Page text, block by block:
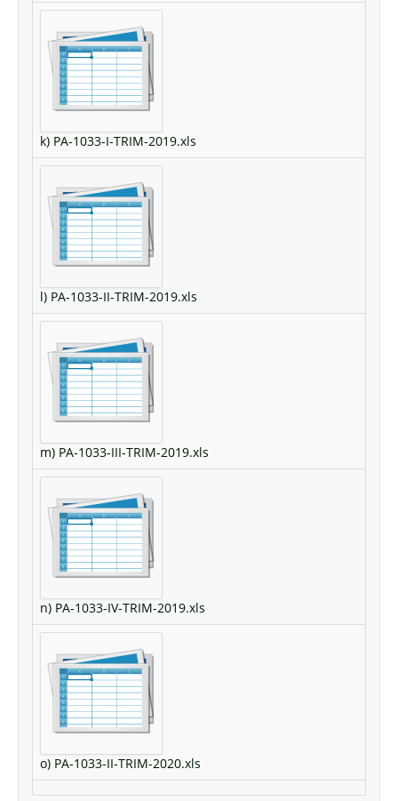
k) PA-1033-I-TRIM-2019.xls
l) PA-1033-II-TRIM-2019.xls
m) PA-1033-III-TRIM-2019.xls
n) PA-1033-IV-TRIM-2019.xls
o) PA-1033-II-TRIM-2020.xls